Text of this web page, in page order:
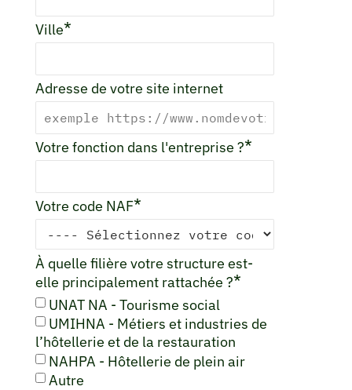
Ville*
Adresse de votre site internet
Votre fonction dans l'entreprise ?*
Votre code NAF*
À quelle filière votre structure est-
elle principalement rattachée ?*
UNAT NA - Tourisme social
UMIHNA - Métiers et industries de
l’hôtellerie et de la restauration
NAHPA - Hôtellerie de plein air
Autre